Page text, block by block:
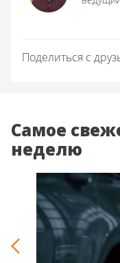
Поделиться с
Самое
неделю